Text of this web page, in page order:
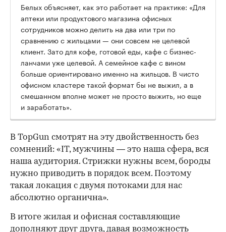
Белых объясняет, как это работает на практике: «Для
аптеки или продуктового магазина офисных
сотрудников можно делить на два или три по
сравнению с жильцами — они совсем не целевой
клиент. Зато для кофе, готовой еды, кафе с бизнес-
ланчами уже целевой. А семейное кафе с вином
больше ориентировано именно на жильцов. В чисто
офисном кластере такой формат бы не выжил, а в
смешанном вполне может не просто выжить, но еще
и заработать».
В TopGun смотрят на эту двойственность без
сомнений: «IT, мужчины — это наша сфера, вся
наша аудитория. Стрижки нужны всем, бороды
нужно приводить в порядок всем. Поэтому
такая локация с двумя потоками для нас
абсолютно органична».
В итоге жилая и офисная составляющие
дополняют друг друга, давая возможность